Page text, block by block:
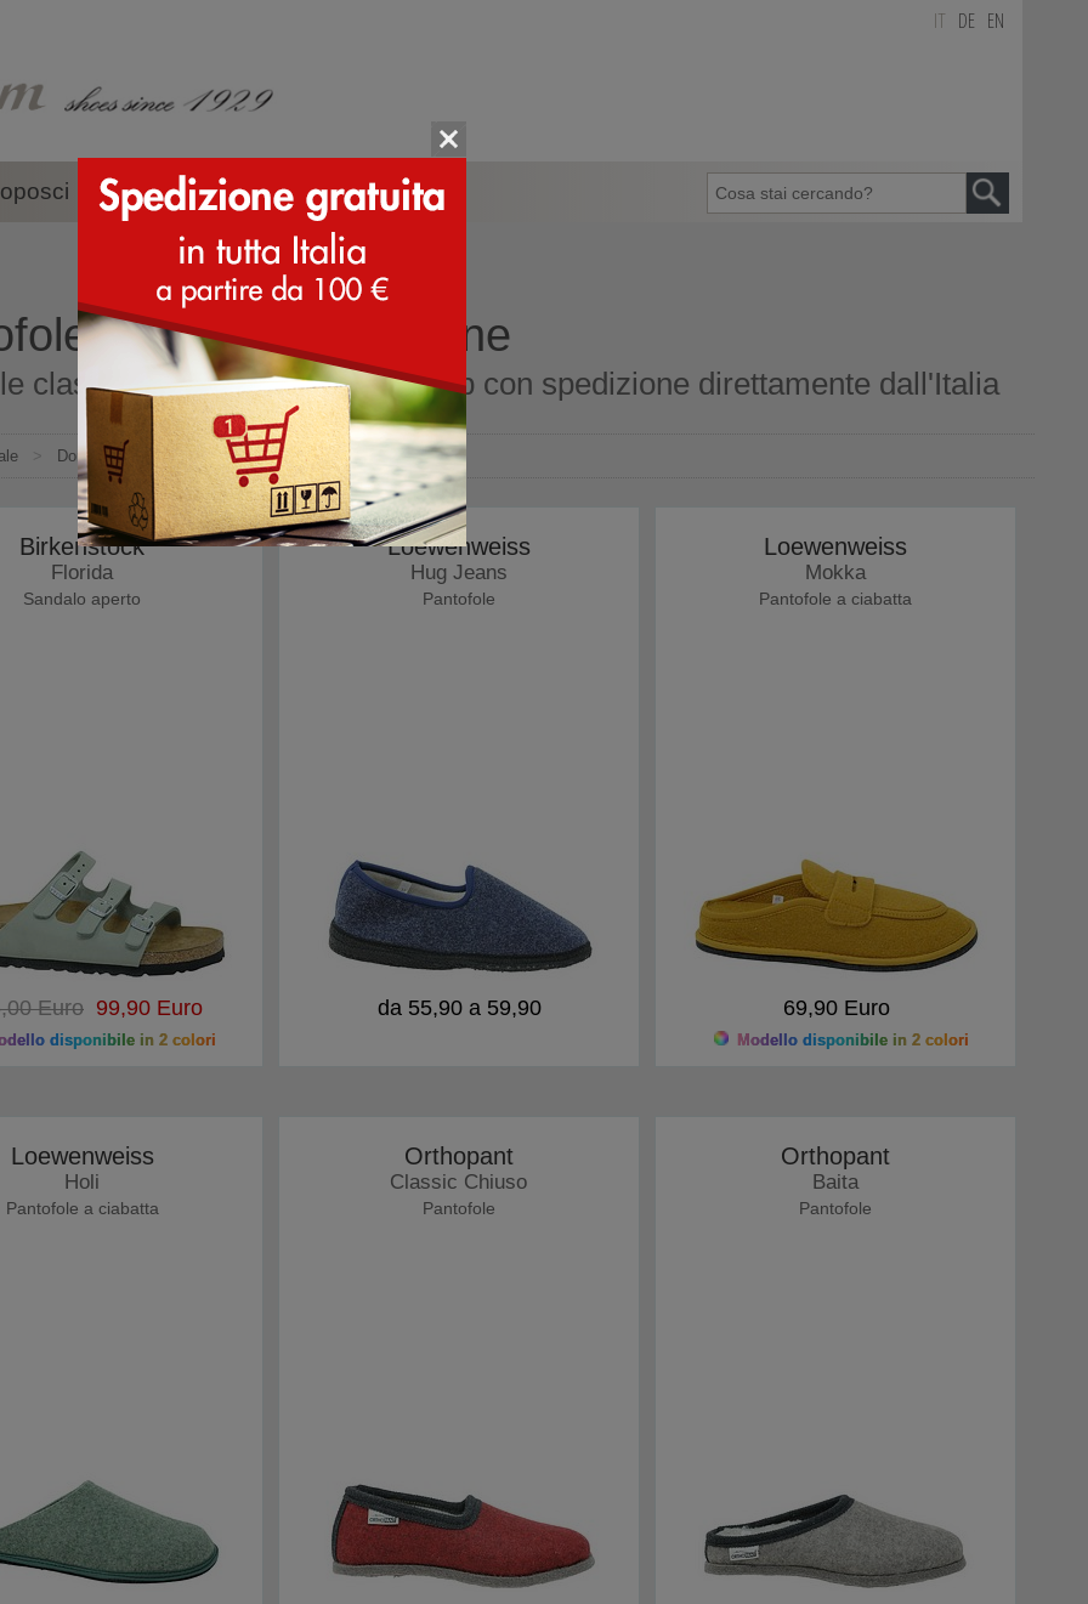
DE EN
Accessori Marche
classiche per donne
classiche per donne online shop con spedizione direttamente dall'Italia
> Donna > Pantofole > Classiche
Birkenstock
Florida
Sandalo aperto
Euro99,90 Euro
disponibile in 2 colori
Loewenweiss
Hug Jeans
Pantofole
da 55,90 a 59,90
Loewenweiss
Mokka
Pantofole a ciabatta
69,90 Euro
Modello disponibile in 2 colori
Loewenweiss
Holi
Pantofole a ciabatta
Orthopant
Classic Chiuso
Pantofole
Orthopant
Baita
Pantofole